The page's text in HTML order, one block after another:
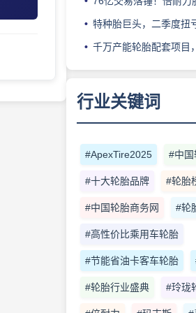
特种胎巨头，二季度扭
千万产能轮胎配套项目
行业关键词
#ApexTire2025 #中国
#十大轮胎品牌 #轮胎
#中国轮胎商务网 #轮
#高性价比乘用车轮胎
#节能省油卡客车轮胎
#轮胎行业盛典 #玲珑